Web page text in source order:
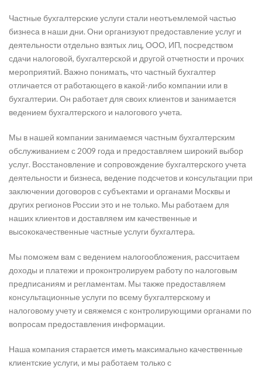
Частные бухгалтерские услуги стали неотъемлемой частью
бизнеса в наши дни. Они организуют предоставление услуг и
деятельности отдельно взятых лиц, ООО, ИП, посредством
сдачи налоговой, бухгалтерской и другой отчетности и прочих
мероприятий. Важно понимать, что частный бухгалтер
отличается от работающего в какой-либо компании или в
бухгалтерии. Он работает для своих клиентов и занимается
ведением бухгалтерского и налогового учета.
Мы в нашей компании занимаемся частным бухгалтерским
обслуживанием с 2009 года и предоставляем широкий выбор
услуг. Восстановление и сопровождение бухгалтерского учета
деятельности и бизнеса, ведение подсчетов и консультации при
заключении договоров с субъектами и органами Москвы и
других регионов России это и не только. Мы работаем для
наших клиентов и доставляем им качественные и
высококачественные частные услуги бухгалтера.
Мы поможем вам с ведением налогообложения, рассчитаем
доходы и платежи и проконтролируем работу по налоговым
предписаниям и регламентам. Мы также предоставляем
консультационные услуги по всему бухгалтерскому и
налоговому учету и свяжемся с контролирующими органами по
вопросам предоставления информации.
Наша компания старается иметь максимально качественные
клиентские услуги, и мы работаем только с